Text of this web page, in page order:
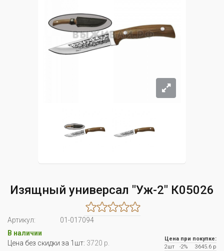
Изящный универсал "Уж-2" К05026
Артикул:
01-017094
В наличии
Цена без скидки за 1шт: 3720 р.
Цена при покупке:
2шт
-2%
3645.6 р